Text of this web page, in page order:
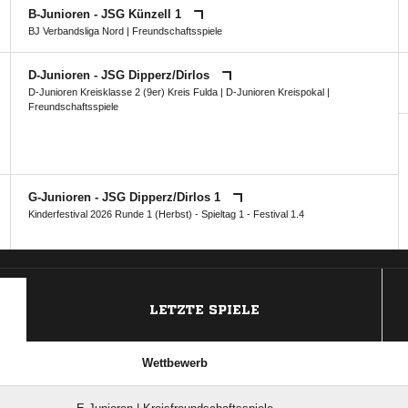
B-Junioren - JSG Künzell 1
BJ Verbandsliga Nord| Freundschaftsspiele
D-Junioren - JSG Dipperz/​Dirlos
D-Junioren Kreisklasse 2 (9er) Kreis Fulda| D-Junioren Kreispokal|
Freundschaftsspiele
G-Junioren - JSG Dipperz/​Dirlos 1
Kinderfestival 2026 Runde 1 (Herbst) - Spieltag 1 - Festival 1.4
LETZTE SPIELE
Wettbewerb